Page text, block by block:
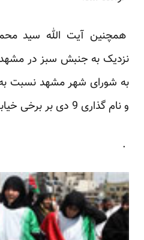
همچنین آیت الله سید
نزدیک به جنبش سبز در مشهد
به شورای شهر مشهد نسبت به
و نام گذاری 9 دی بر برخی خیابانها اعتراض کرده بود.
.